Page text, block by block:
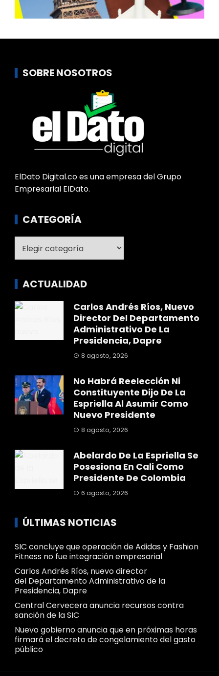
SOBRE NOSOTROS
ElDato Digital.co es una empresa del Grupo
Empresarial ElDato.
CATEGORÍA
ACTUALIDAD
Carlos Andrés Ríos, Nuevo
Director Del Departamento
Administrativo De La
Presidencia, Dapre
8 agosto, 2026
No Habrá Reelección Ni
Constituyente Dijo De La
Espriella Al Asumir Como
Nuevo Presidente
8 agosto, 2026
Abelardo De La Espriella Se
Posesiona En Cali Como
Presidente De Colombia
6 agosto, 2026
ÚLTIMAS NOTICIAS
SIC concluye que operación de Adidas y Fashion
Fitness no fue integración empresarial
Carlos Andrés Ríos, nuevo director
del Departamento Administrativo de la
Presidencia, Dapre
Central Cervecera anuncia recursos contra
sanción de la SIC
Nuevo gobierno anuncia que en próximas horas
firmará el decreto de congelamiento del gasto
público